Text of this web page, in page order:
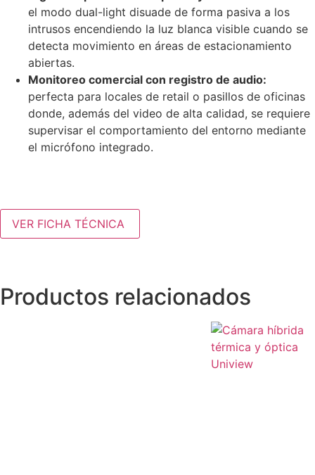
el modo dual-light disuade de forma pasiva a los
intrusos encendiendo la luz blanca visible cuando se
detecta movimiento en áreas de estacionamiento
abiertas.
Monitoreo comercial con registro de audio:
perfecta para locales de retail o pasillos de oficinas
donde, además del video de alta calidad, se requiere
supervisar el comportamiento del entorno mediante
el micrófono integrado.
VER FICHA TÉCNICA
Productos relacionados